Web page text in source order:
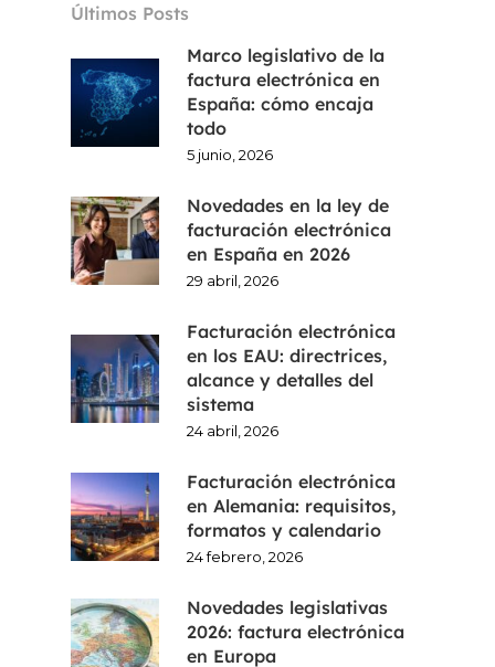
Últimos Posts
Marco legislativo de la
factura electrónica en
España: cómo encaja
todo
5 junio, 2026
Novedades en la ley de
facturación electrónica
en España en 2026
29 abril, 2026
Facturación electrónica
en los EAU: directrices,
alcance y detalles del
sistema
24 abril, 2026
Facturación electrónica
en Alemania: requisitos,
formatos y calendario
24 febrero, 2026
Novedades legislativas
2026: factura electrónica
en Europa
FR